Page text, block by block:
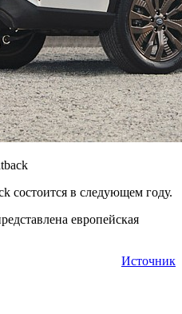
состоится в следующем году.
европейская
Источник